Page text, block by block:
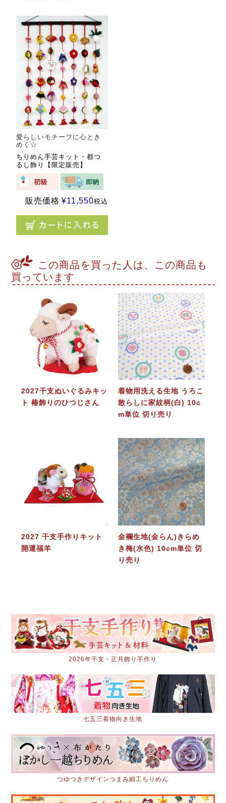
愛らしいモチーフに心とき
めく☆
ちりめん手芸キット・都つ
るし飾り【限定販売】
販売価格 ¥11,550税込
この商品を買った人は、この商品も
買っています
2027干支ぬいぐるみキッ
ト 椿飾りのひつじさん
着物用洗える生地 うろこ
散らしに家紋柄(白) 10c
m単位 切り売り
2027 干支手作りキット
開運福羊
金襴生地(金らん)きらめ
き梅(水色) 10cm単位 切
り売り
2026年干支・正月飾り手作り
七五三着物向き生地
つゆつきデザインつまみ細工ちりめん